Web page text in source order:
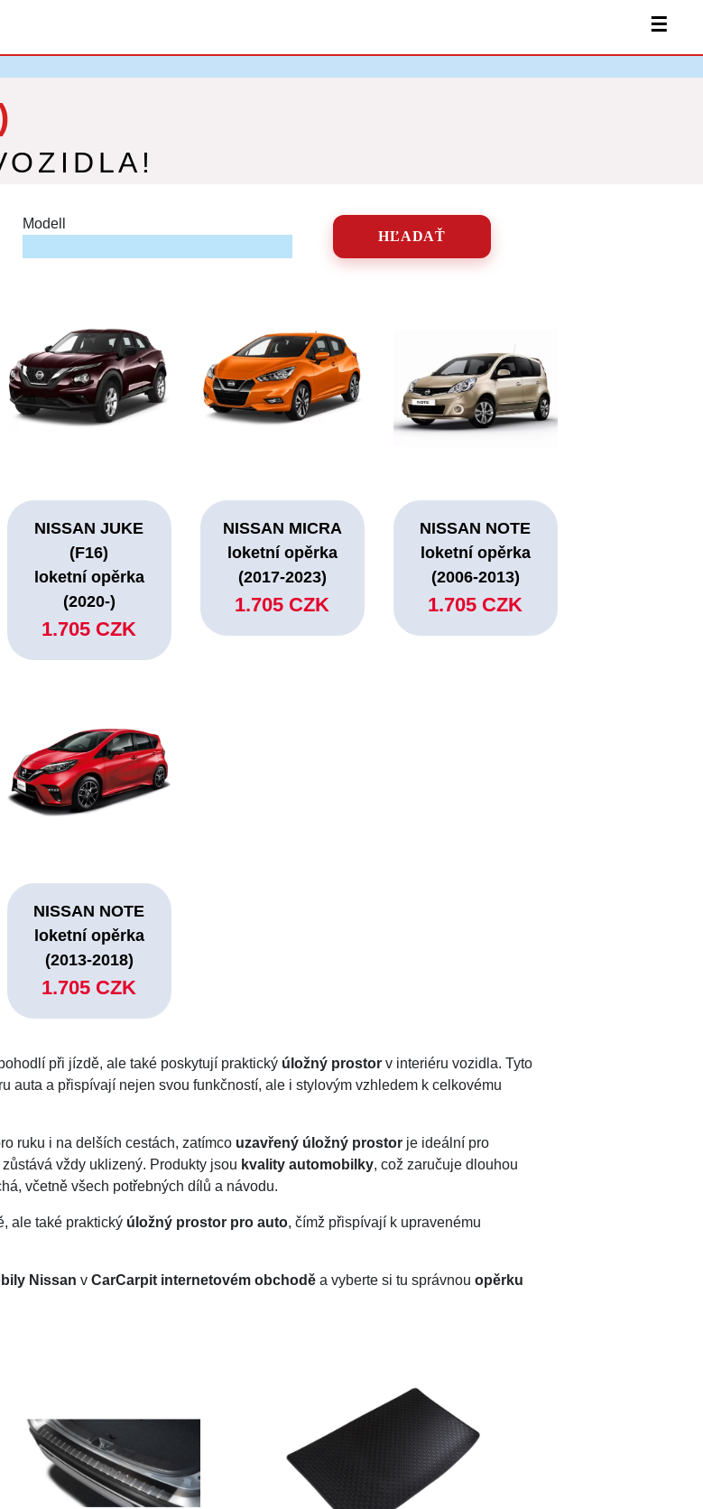
☰
Modell
HĽADAŤ
NISSAN JUKE
(F16)
loketní opěrka
(2020-)
1.705 CZK
NISSAN MICRA
loketní opěrka
(2017-2023)
1.705 CZK
NISSAN NOTE
loketní opěrka
(2006-2013)
1.705 CZK
NISSAN NOTE
loketní opěrka
(2013-2018)
1.705 CZK
při jízdě, ale také poskytují praktický úložný prostor v interiéru vozidla. Tyto
auta a přispívají nejen svou funkčností, ale i stylovým vzhledem k celkovému
ruku i na delších cestách, zatímco uzavřený úložný prostor je ideální pro
vždy uklizený. Produkty jsou kvality automobilky, což zaručuje dlouhou
včetně všech potřebných dílů a návodu.
ale také praktický úložný prostor pro auto, čímž přispívají k upravenému
Nissan vCarCarpit internetovém obchodě a vyberte si tu správnouopěrku